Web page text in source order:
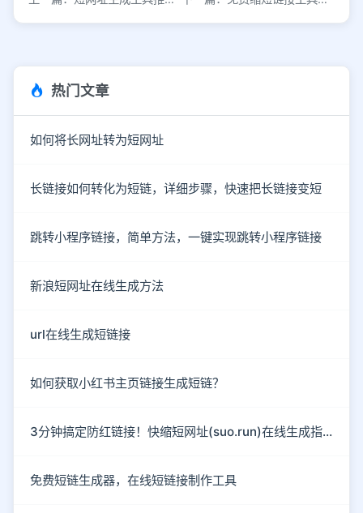
热门文章
如何将长网址转为短网址
长链接如何转化为短链，详细步骤，快速把长链接变短
跳转小程序链接，简单方法，一键实现跳转小程序链接
新浪短网址在线生成方法
url在线生成短链接
如何获取小红书主页链接生成短链？
3分钟搞定防红链接！快缩短网址(suo.run)在线生成指南
免费短链生成器，在线短链接制作工具